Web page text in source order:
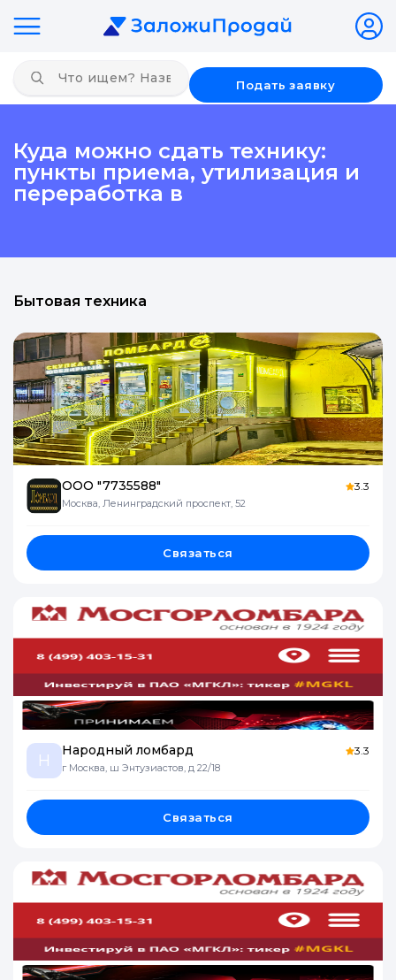
Подать заявку
Куда можно сдать технику:
пункты приема, утилизация и
переработка в
Бытовая техника
ООО "7735588"
Москва, Ленинградский проспект, 52
3.3
Связаться
Н
Народный ломбард
г Москва, ш Энтузиастов, д 22/18
3.3
Связаться